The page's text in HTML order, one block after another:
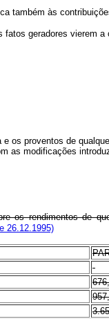
às
geradores vierem
e os proventos de
as modificações
os rendimentos de
26.12.1995)
-